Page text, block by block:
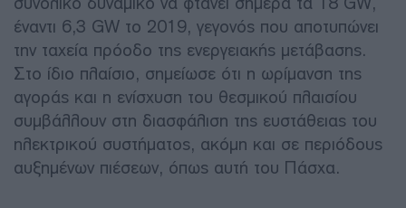
έναντι 6,3 GW το 2019, γεγονός που αποτυπώνει
την ταχεία πρόοδο της ενεργειακής μετάβασης.
Στο ίδιο πλαίσιο, σημείωσε ότι η ωρίμανση της
αγοράς και η ενίσχυση του θεσμικού πλαισίου
συμβάλλουν στη διασφάλιση της ευστάθειας του
ηλεκτρικού συστήματος, ακόμη και σε περιόδους
αυξημένων πιέσεων, όπως αυτή του Πάσχα.